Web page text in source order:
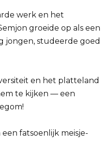
werk en het
groeide op als een
jongen, studeerde goed
en het platteland
te kijken — een
fatsoenlijk meisje-